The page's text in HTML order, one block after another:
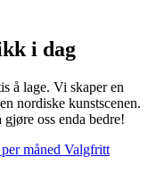
i dag
å lage. Vi skaper en
nordiske kunstscenen.
oss enda bedre!
måned Valgfritt